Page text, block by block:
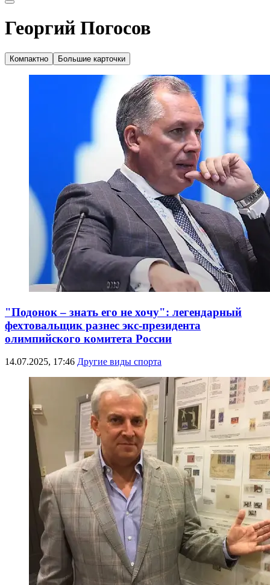
Георгий Погосов
Компактно Большие карточки
"Подонок – знать его не хочу": легендарный
фехтовальщик разнес экс-президента
олимпийского комитета России
14.07.2025, 17:46 Другие виды спорта